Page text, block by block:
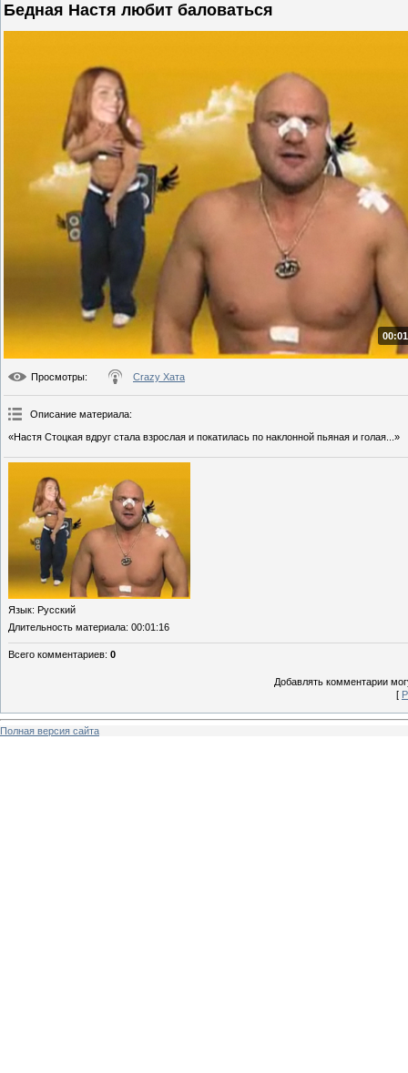
Бедная Настя любит баловаться
Просмотры: Crazy Хата
Описание материала:
«Настя Стоцкая вдруг стала взрослая и покатилась по наклонной пьяная и голая...»
Язык: Русский
Длительность материала: 00:01:16
Всего комментариев: 0
Добавлять комментарии
[
Полная версия сайта